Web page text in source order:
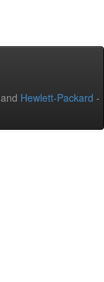
and Hewlett-Packard -